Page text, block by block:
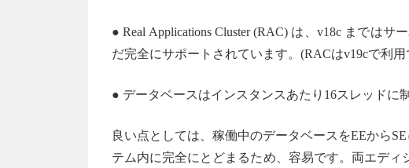
● Real Applications Cluster (RAC) は、v18c までは
だ完全にサポートされています。(RACはv19cで利
● データベースはインスタンスあたり16スレッドに
良い点としては、稼働中のデータベースをEEから
テム内に完全にとどまるため、容易です。両エディ